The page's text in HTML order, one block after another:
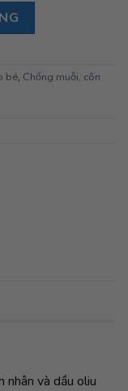
và dầu oliu
bé, Chống muỗi, côn
nhân và dầu oliu